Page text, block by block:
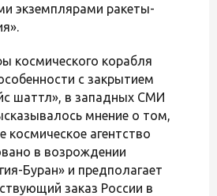
экземплярами ракеты-
космического корабля
с закрытием
шаттл», в западных СМИ
мнение о том,
космическое агентство
в возрождении
Буран» и предполагает
заказ России в